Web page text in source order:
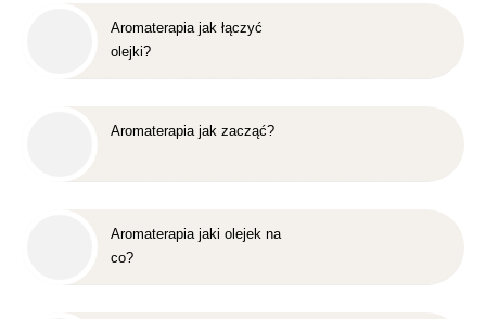
Aromaterapia jak łączyć
olejki?
Aromaterapia jak zacząć?
Aromaterapia jaki olejek na
co?